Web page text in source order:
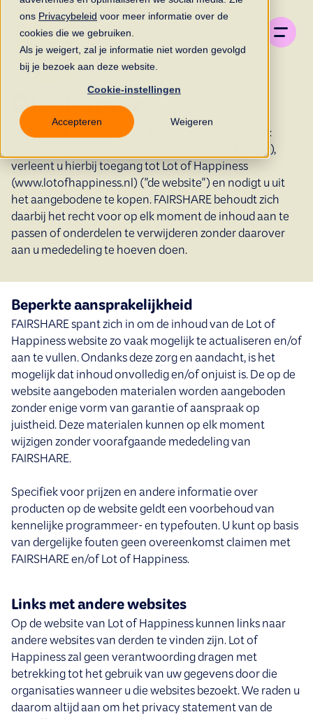
ons Privacybeleid voor meer informatie over de
cookies die we gebruiken.
Als je weigert, zal je informatie niet worden gevolgd
bij je bezoek aan deze website.
Cookie-instellingen
Accepteren Weigeren
Disclaimer
FAIRSHARE Nederland B.V. (Kamer van Koophandel:
64769542), hierna te noemen FAIRSHARE (‘Loterij’),
verleent u hierbij toegang tot Lot of Happiness
(www.lotofhappiness.nl) ("de website") en nodigt u uit
het aangebodene te kopen. FAIRSHARE behoudt zich
daarbij het recht voor op elk moment de inhoud aan te
passen of onderdelen te verwijderen zonder daarover
aan u mededeling te hoeven doen.
Beperkte aansprakelijkheid
FAIRSHARE spant zich in om de inhoud van de Lot of
Happiness website zo vaak mogelijk te actualiseren en/of
aan te vullen. Ondanks deze zorg en aandacht, is het
mogelijk dat inhoud onvolledig en/of onjuist is. De op de
website aangeboden materialen worden aangeboden
zonder enige vorm van garantie of aanspraak op
juistheid. Deze materialen kunnen op elk moment
wijzigen zonder voorafgaande mededeling van
FAIRSHARE.
Specifiek voor prijzen en andere informatie over
producten op de website geldt een voorbehoud van
kennelijke programmeer- en typefouten. U kunt op basis
van dergelijke fouten geen overeenkomst claimen met
FAIRSHARE en/of Lot of Happiness.
Links met andere websites
Op de website van Lot of Happiness kunnen links naar
andere websites van derden te vinden zijn. Lot of
Happiness zal geen verantwoording dragen met
betrekking tot het gebruik van uw gegevens door die
organisaties wanneer u die websites bezoekt. We raden u
daarom altijd aan om het privacy statement van de